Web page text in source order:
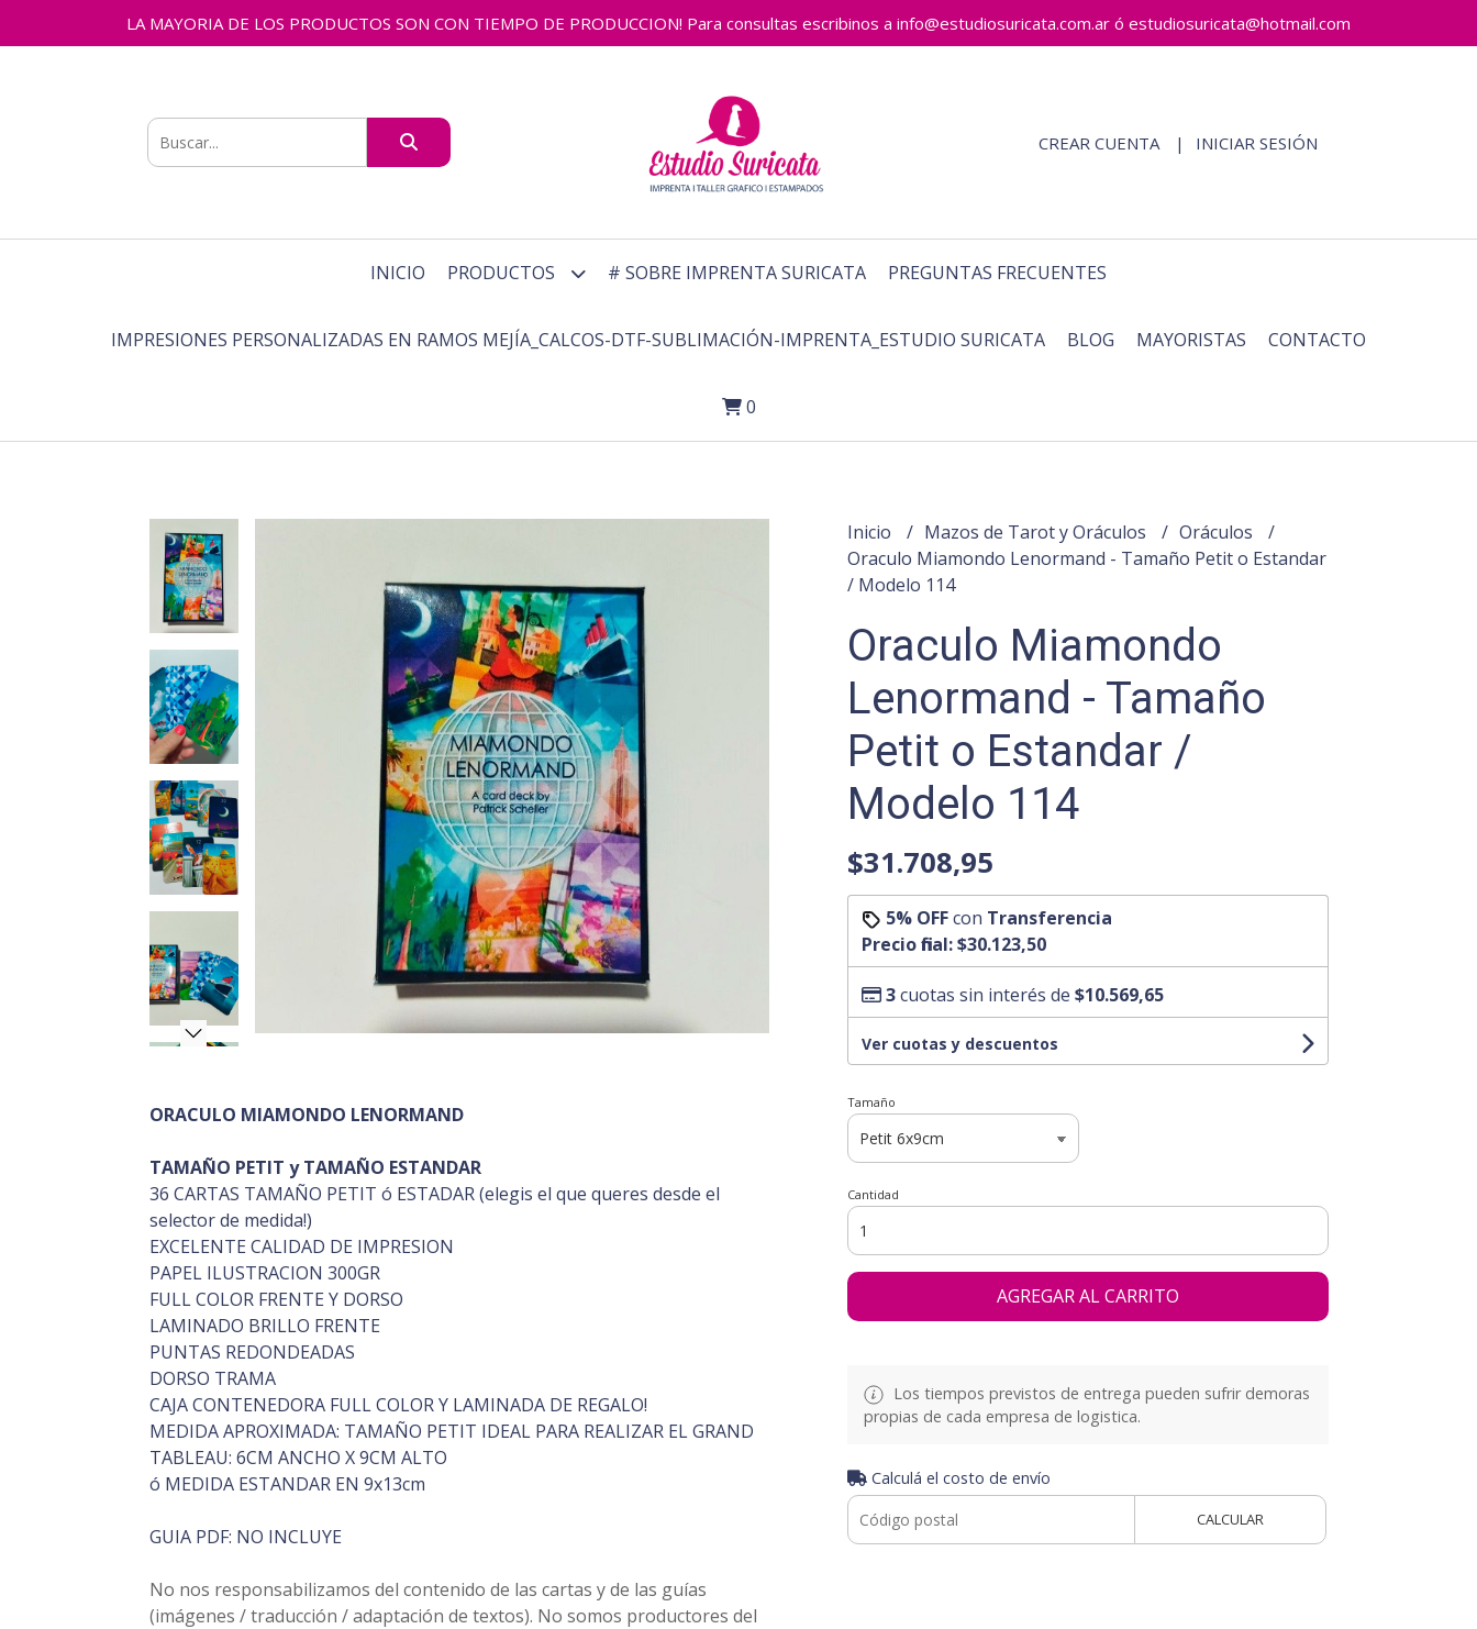
LA MAYORIA DE LOS PRODUCTOS SON CON TIEMPO DE PRODUCCION! Para consultas escribinos a info@estudiosuricata.com.ar ó estudiosuricata@hotmail.com
CREAR CUENTA INICIAR SESIÓN
INICIO PRODUCTOS # SOBRE IMPRENTA SURICATA PREGUNTAS FRECUENTES
IMPRESIONES PERSONALIZADAS EN RAMOS MEJÍA_CALCOS-DTF-SUBLIMACIÓN-IMPRENTA_ESTUDIO SURICATA BLOG MAYORISTAS CONTACTO
0
ORACULO MIAMONDO LENORMAND
TAMAÑO PETIT y TAMAÑO ESTANDAR
36 CARTAS TAMAÑO PETIT ó ESTADAR (elegis el que queres desde el
selector de medida!)
EXCELENTE CALIDAD DE IMPRESION
PAPEL ILUSTRACION 300GR
FULL COLOR FRENTE Y DORSO
LAMINADO BRILLO FRENTE
PUNTAS REDONDEADAS
DORSO TRAMA
CAJA CONTENEDORA FULL COLOR Y LAMINADA DE REGALO!
MEDIDA APROXIMADA: TAMAÑO PETIT IDEAL PARA REALIZAR EL GRAND
TABLEAU: 6CM ANCHO X 9CM ALTO
ó MEDIDA ESTANDAR EN 9x13cm
GUIA PDF: NO INCLUYE
No nos responsabilizamos del contenido de las cartas y de las guías
(imágenes / traducción / adaptación de textos). No somos productores del
Inicio Mazos de Tarot y Oráculos
Oráculos
Oraculo Miamondo Lenormand - Tamaño Petit o Estandar
/ Modelo 114
Oraculo Miamondo
Lenormand - Tamaño
Petit o Estandar /
Modelo 114
$31.708,95
5% OFFcon Transferencia
Precio final:$30.123,50
3cuotas sin interés de $10.569,65
Ver cuotas y descuentos
Tamaño
Cantidad
AGREGAR AL CARRITO
Los tiempos previstos de entrega pueden sufrir demoras
propias de cada empresa de logistica.
Calculá el costo de envío
CALCULAR